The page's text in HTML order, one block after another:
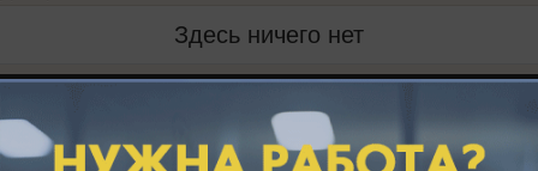
Здесь ничего нет
Реклама на сайте
Вакансии